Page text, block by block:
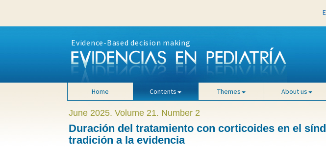
Evidence-Based decision making
Home Contents Themes About us
June 2025. Volume 21. Number 2
Duración del tratamiento con corticoides en el
tradición a la evidencia